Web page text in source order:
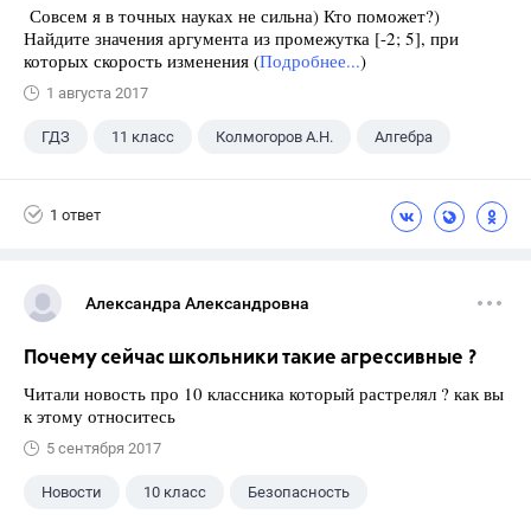
Совсем я в точных науках не сильна) Кто поможет?)
Найдите значения аргумента из промежутка [-2; 5], при
которых скорость изменения (Подробнее...)
1 августа 2017
ГДЗ 11 класс Колмогоров А.Н. Алгебра
1 ответ
Александра Александровна
Почему сейчас школьники такие агрессивные ?
Читали новость про 10 классника который растрелял ? как вы
к этому относитесь
5 сентября 2017
Новости 10 класс Безопасность